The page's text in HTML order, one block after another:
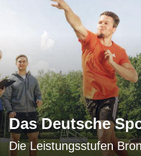
Das Deutsche
Die Leistungsstufen